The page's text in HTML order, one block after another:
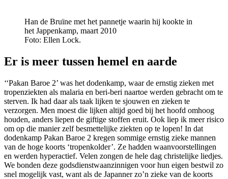
Han de Bruïne met het pannetje waarin hij kookte in
het Jappenkamp, maart 2010
Foto: Ellen Lock.
Er is meer tussen hemel en aarde
‘‘Pakan Baroe 2’ was het dodenkamp, waar de ernstig zieken met
tropenziekten als malaria en beri-beri naartoe werden gebracht om te
sterven. Ik had daar als taak lijken te sjouwen en zieken te
verzorgen. Men moest die lijken altijd goed bij het hoofd omhoog
houden, anders liepen de giftige stoffen eruit. Ook liep ik meer risico
om op die manier zelf besmettelijke ziekten op te lopen! In dat
dodenkamp Pakan Baroe 2 kregen sommige ernstig zieke mannen
van de hoge koorts ‘tropenkolder’. Ze hadden waanvoorstellingen
en werden hyperactief. Velen zongen de hele dag christelijke liedjes.
We bonden deze godsdienstwaanzinnigen voor hun eigen bestwil zo
snel mogelijk vast, want als de Japanner zo’n zieke van de koorts